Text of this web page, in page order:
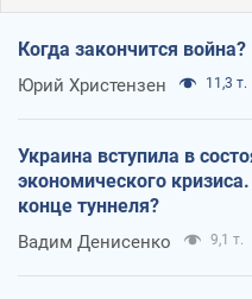
Когда закончится война?
Юрий Христензен 11,3 т.
Украина вступила в
экономического
конце туннеля?
Вадим Денисенко 9,1 т.